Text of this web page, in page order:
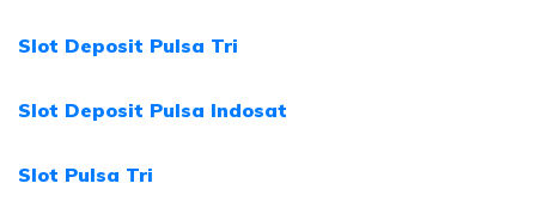
Slot Deposit Pulsa Tri
Slot Deposit Pulsa Indosat
Slot Pulsa Tri